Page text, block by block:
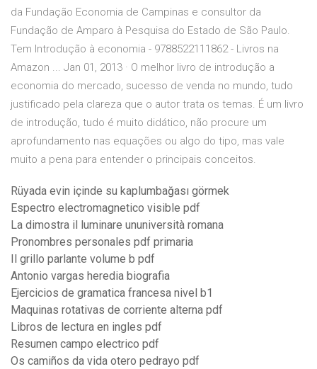
da Fundação Economia de Campinas e consultor da
Fundação de Amparo à Pesquisa do Estado de São Paulo.
Tem Introdução à economia - 9788522111862 - Livros na
Amazon ... Jan 01, 2013 · O melhor livro de introdução a
economia do mercado, sucesso de venda no mundo, tudo
justificado pela clareza que o autor trata os temas. É um livro
de introdução, tudo é muito didático, não procure um
aprofundamento nas equações ou algo do tipo, mas vale
muito a pena para entender o principais conceitos.
Rüyada evin içinde su kaplumbağası görmek
Espectro electromagnetico visible pdf
La dimostra il luminare ununiversità romana
Pronombres personales pdf primaria
Il grillo parlante volume b pdf
Antonio vargas heredia biografia
Ejercicios de gramatica francesa nivel b1
Maquinas rotativas de corriente alterna pdf
Libros de lectura en ingles pdf
Resumen campo electrico pdf
Os camiños da vida otero pedrayo pdf